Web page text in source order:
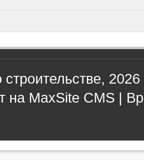
2026
на MaxSite CMS |